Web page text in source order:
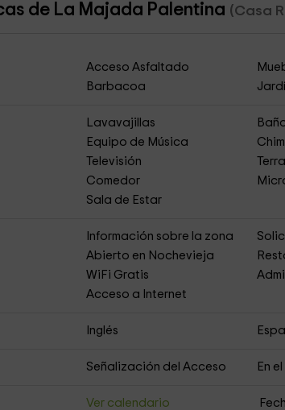
de La Majada Palentina (Casa
Acceso Asfaltado
Barbacoa
Lavavajillas
Equipo de Música
Televisión
Comedor
Sala de Estar
Información sobre la zona
Abierto en Nochevieja
WiFi Gratis
Acceso a Internet
Inglés
Señalización del Acceso En
Ver calendario